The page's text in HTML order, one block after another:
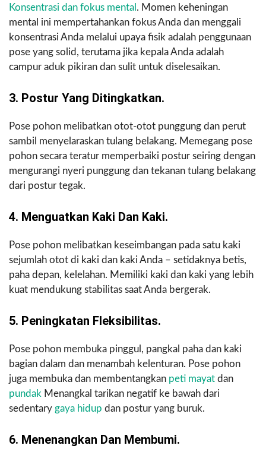
Konsentrasi dan fokus mental . Momen keheningan
mental ini mempertahankan fokus Anda dan menggali
konsentrasi Anda melalui upaya fisik adalah penggunaan
pose yang solid, terutama jika kepala Anda adalah
campur aduk pikiran dan sulit untuk diselesaikan.
3. Postur Yang Ditingkatkan.
Pose pohon melibatkan otot-otot punggung dan perut
sambil menyelaraskan tulang belakang. Memegang pose
pohon secara teratur memperbaiki postur seiring dengan
mengurangi nyeri punggung dan tekanan tulang belakang
dari postur tegak.
4. Menguatkan Kaki Dan Kaki.
Pose pohon melibatkan keseimbangan pada satu kaki
sejumlah otot di kaki dan kaki Anda – setidaknya betis,
paha depan, kelelahan. Memiliki kaki dan kaki yang lebih
kuat mendukung stabilitas saat Anda bergerak.
5. Peningkatan Fleksibilitas.
Pose pohon membuka pinggul, pangkal paha dan kaki
bagian dalam dan menambah kelenturan. Pose pohon
juga membuka dan membentangkan peti mayat dan
pundak Menangkal tarikan negatif ke bawah dari
sedentary gaya hidup dan postur yang buruk.
6. Menenangkan Dan Membumi.